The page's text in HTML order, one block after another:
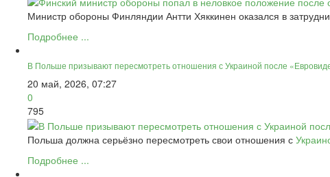
Министр обороны Финляндии Антти Хяккинен оказался в
Подробнее ...
В Польше призывают пересмотреть отношения с Украиной после
20 май, 2026, 07:27
0
795
Польша должна серьёзно пересмотреть свои отношения с
Подробнее ...